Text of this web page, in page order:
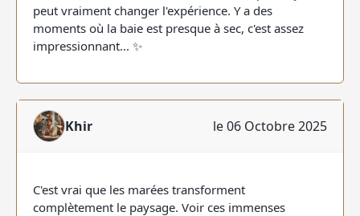
peut vraiment changer l'expérience. Y a des
moments où la baie est presque à sec, c'est assez
impressionnant... ✨
Khir le 06 Octobre 2025
C'est vrai que les marées transforment
complètement le paysage. Voir ces immenses